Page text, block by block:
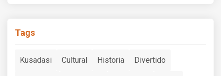
Tags
Kusadasi Cultural Historia Divertido